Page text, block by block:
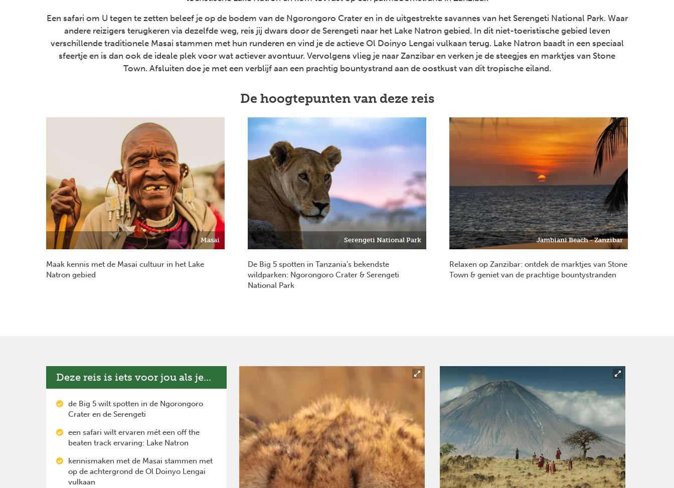
Een safari om U tegen te zetten beleef je op de bodem van de Ngorongoro Crater en in de uitgestrekte savannes van het Serengeti National Park. Waar
andere reizigers terugkeren via dezelfde weg, reis jij dwars door de Serengeti naar het Lake Natron gebied. In dit niet-toeristische gebied leven
verschillende traditionele Masai stammen met hun runderen en vind je de actieve Ol Doinyo Lengai vulkaan terug. Lake Natron baadt in een speciaal
sfeertje en is dan ook de ideale plek voor wat actiever avontuur. Vervolgens vlieg je naar Zanzibar en verken je de steegjes en marktjes van Stone
Town. Afsluiten doe je met een verblijf aan een prachtig bountystrand aan de oostkust van dit tropische eiland.
De hoogtepunten van deze reis
Masai
Maak kennis met de Masai cultuur in het Lake
Natron gebied
Serengeti National Park
De Big 5 spotten in Tanzania's bekendste
wildparken: Ngorongoro Crater & Serengeti
National Park
Jambiani Beach - Zanzibar
Relaxen op Zanzibar: ontdek de marktjes van Stone
Town & geniet van de prachtige bountystranden
Deze reis is iets voor jou als je...
de Big 5 wilt spotten in de Ngorongoro
Crater en de Serengeti
een safari wilt ervaren mét een off the
beaten track ervaring: Lake Natron
kennismaken met de Masai stammen met
op de achtergrond de Ol Doinyo Lengai
vulkaan